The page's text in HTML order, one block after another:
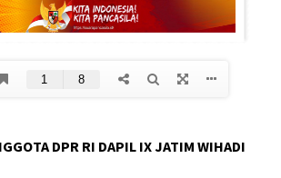
DPR RI DAPIL IX JATIM WIHADI